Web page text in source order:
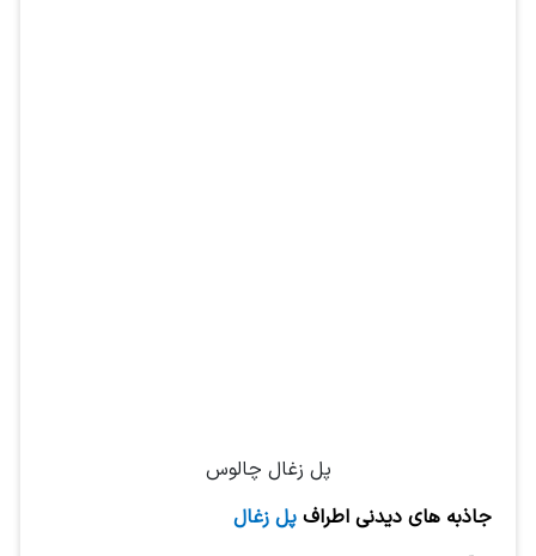
پل زغال چالوس
جاذبه های دیدنی اطراف پل زغال